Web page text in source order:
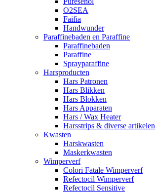
O2SEA
Faifia
Handwunder
Paraffinebaden en Paraffine
Paraffinebaden
Paraffine
Sprayparaffine
Harsproducten
Hars Patronen
Hars Blikken
Hars Blokken
Hars Apparaten
Hars / Wax Heater
Harsstrips & diverse artikelen
Kwasten
Harskwasten
Maskerkwasten
Wimperverf
Colori Fatale Wimperverf
Refectocil Wimperverf
Refectocil Sensitive